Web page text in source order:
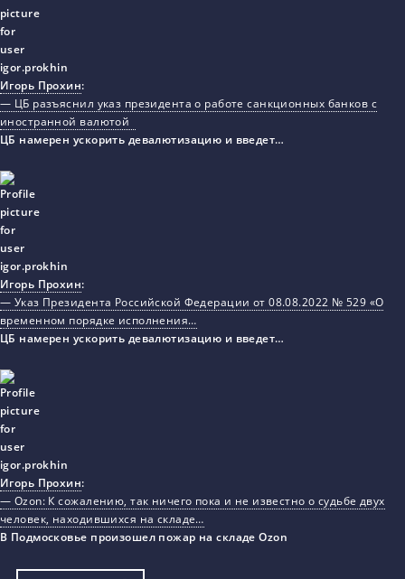
Игорь Прохин:
— ЦБ разъяснил указ президента о работе санкционных банков с
иностранной валютой
ЦБ намерен ускорить девалютизацию и введет…
Игорь Прохин:
— Указ Президента Российской Федерации от 08.08.2022 № 529 «О
временном порядке исполнения…
ЦБ намерен ускорить девалютизацию и введет…
Игорь Прохин:
— Ozon: К сожалению, так ничего пока и не известно о судьбе двух
человек, находившихся на складе…
В Подмосковье произошел пожар на складе Ozon